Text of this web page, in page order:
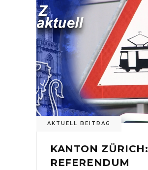
AKTUELL BEITRAG
KANTON ZÜRICH:
REFERENDUM